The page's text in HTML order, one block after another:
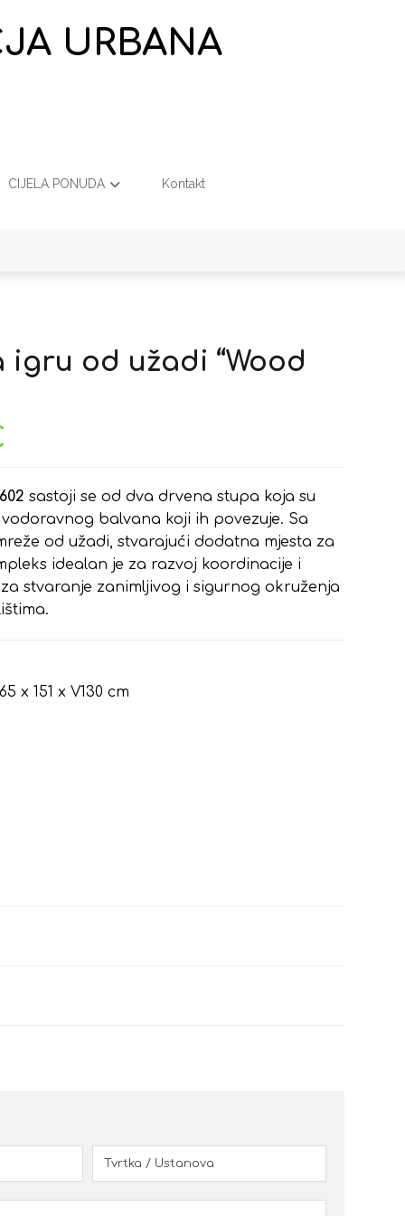
URBANA
CIJELA PONUDA Kontakt
igru od užadi “Wood
sastoji se od dva drvena stupa koja su
balvana koji ih povezuje. Sa
od užadi, stvarajući dodatna mjesta za
idealan je za razvoj koordinacije i
stvaranje zanimljivog i sigurnog okruženja
x 151 x V130 cm